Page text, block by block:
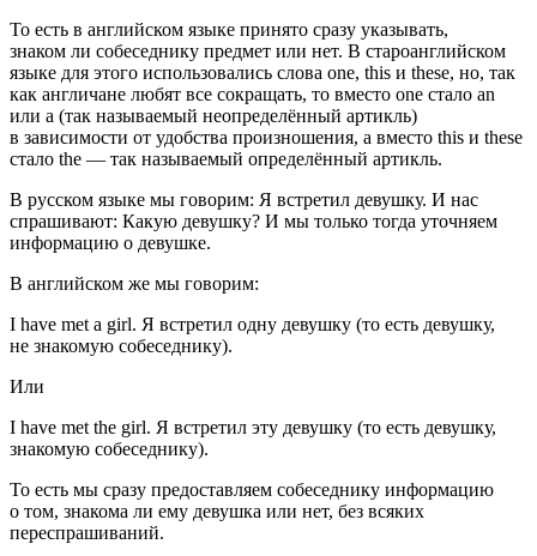
То есть в английском языке принято сразу указывать,
знаком ли собеседнику предмет или нет. В староанглийском
языке для этого использовались слова one, this и these, но, так
как англичане любят все сокращать, то вместо one стало an
или a (так называемый неопределённый артикль)
в зависимости от удобства произношения, а вместо this и these
стало the — так называемый определённый артикль.
В русском языке мы говорим: Я встретил девушку. И нас
спрашивают: Какую девушку? И мы только тогда уточняем
информацию о девушке.
В английском же мы говорим:
I have met a girl. Я встретил одну девушку (то есть девушку,
не знакомую собеседнику).
Или
I have met the girl. Я встретил эту девушку (то есть девушку,
знакомую собеседнику).
То есть мы сразу предоставляем собеседнику информацию
о том, знакома ли ему девушка или нет, без всяких
переспрашиваний.